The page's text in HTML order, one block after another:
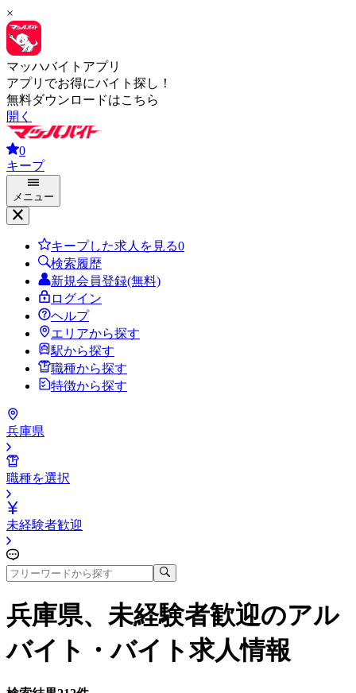
×
マッハバイトアプリ
アプリでお得にバイト探し！
無料ダウンロードはこちら
開く
0
キープ
メニュー
キープした求人を見る0
検索履歴
新規会員登録(無料)
ログイン
ヘルプ
エリアから探す
駅から探す
職種から探す
特徴から探す
兵庫県
職種を選択
未経験者歓迎
兵庫県、未経験者歓迎のアル
バイト・バイト求人情報